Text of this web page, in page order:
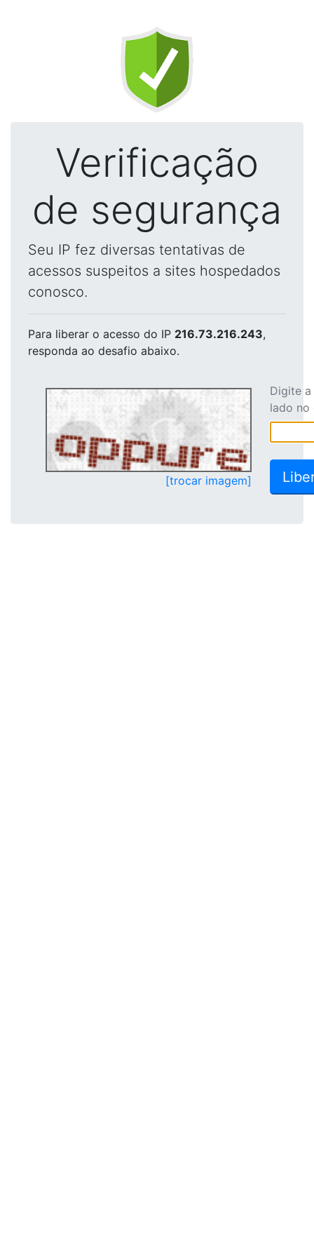
Verificação
de segurança
Seu IP fez diversas tentativas de
acessos suspeitos a sites hospedados
conosco.
Para liberar o acesso do IP 216.73.216.243,
responda ao desafio abaixo.
[trocar imagem]
Digite
lado no